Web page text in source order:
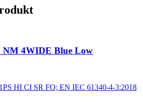
NM 4WIDE Blue Low
HI CI SR FO; EN IEC 61340-4-3:2018